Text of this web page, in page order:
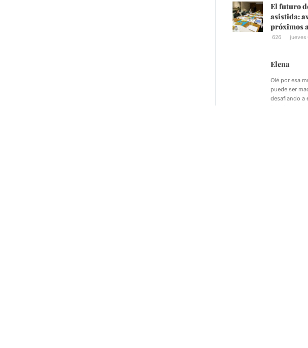
El futuro
asistida:
próximos
626 jueves
Elena
Olé por esa
puede ser
desafiando a
Por cierto, el